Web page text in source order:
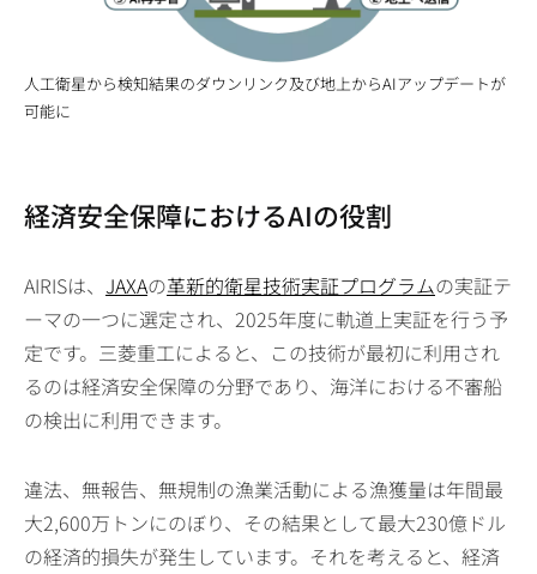
人工衛星から検知結果のダウンリンク及び地上からAIアップデートが
可能に
経済安全保障におけるAIの役割
AIRISは、 JAXAの革新的衛星技術実証プログラムの実証テ
ーマの一つに選定され、2025年度に軌道上実証を行う予
定です。三菱重工によると、この技術が最初に利用され
るのは経済安全保障の分野であり、海洋における不審船
の検出に利用できます。
違法、無報告、無規制の漁業活動による漁獲量は年間最
大2,600万トンにのぼり、その結果として最大230億ドル
の経済的損失が発生しています。それを考えると、経済